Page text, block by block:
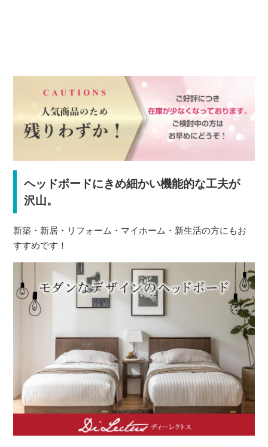
ヘッドボードにきめ細かい機能的な工夫が
沢山。
新築・新居・リフォーム・マイホーム・新生活の方にもお
すすめです！